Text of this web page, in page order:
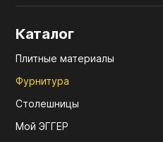
Каталог
Плитные материалы
Фурнитура
Столешницы
Мой ЭГГЕР